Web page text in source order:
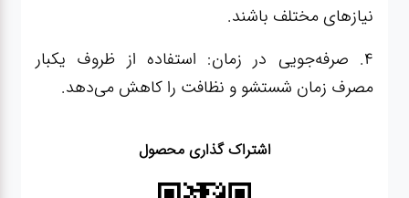
نیازهای مختلف باشند.
4. صرفه‌جویی در زمان: استفاده از ظروف یکبار
مصرف زمان شستشو و نظافت را کاهش می‌دهد.
اشتراک گذاری محصول